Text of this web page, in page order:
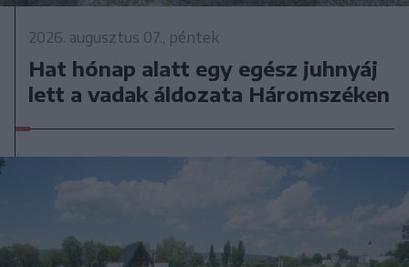
2026. augusztus 07., péntek
Hat hónap alatt egy egész juhnyáj
lett a vadak áldozata Háromszéken